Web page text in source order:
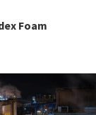
Foam